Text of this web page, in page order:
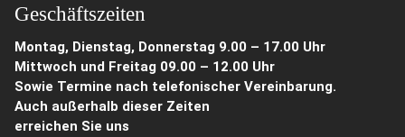
Geschäftszeiten
Montag, Dienstag, Donnerstag 9.00 – 17.00 Uhr
Mittwoch und Freitag 09.00 – 12.00 Uhr
Sowie Termine nach telefonischer Vereinbarung.
Auch außerhalb dieser Zeiten
erreichen Sie uns